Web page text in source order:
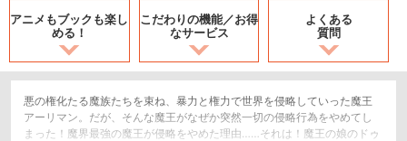
アニメもブックも楽し
める！
こだわりの機能／お得
なサービス
よくある
質問
悪の権化たる魔族たちを束ね、暴力と権力で世界を侵略していった魔王
アーリマン。だが、そんな魔王がなぜか突然一切の侵略行為をやめてし
まった！魔界最強の魔王が侵略をやめた理由……それは！魔王の娘のドゥ